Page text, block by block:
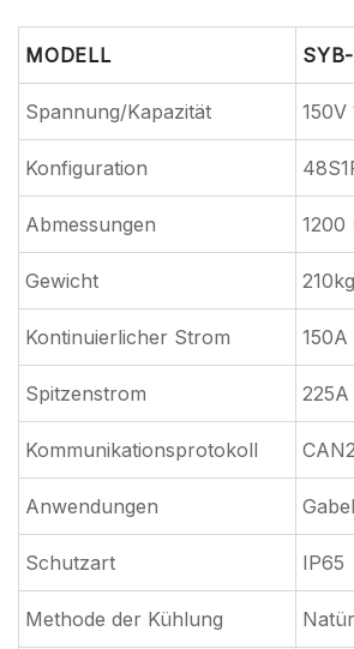
MODELL
Spannung/Kapazität 150V
Konfiguration
Abmessungen
Gewicht 210kg
Kontinuierlicher Strom 150A
Spitzenstrom
Kommunikationsprotokoll
Anwendungen
Schutzart IP65
Methode der Kühlung